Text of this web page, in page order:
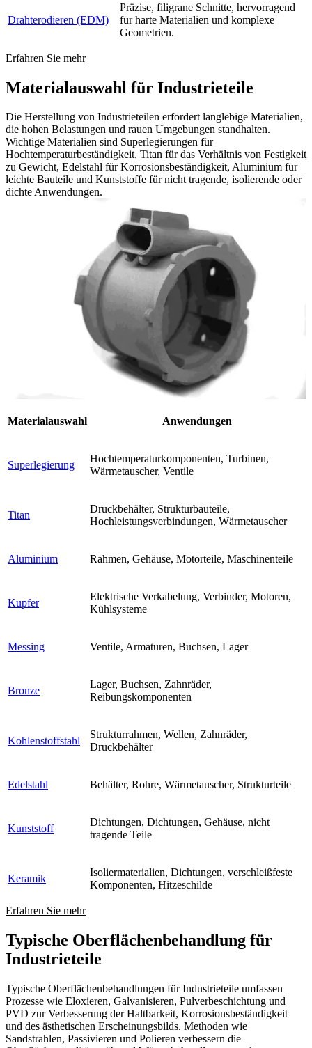
Drahterodieren (EDM)
Präzise, filigrane Schnitte, hervorragend
für harte Materialien und komplexe
Geometrien.
Erfahren Sie mehr
Materialauswahl für Industrieteile
Die Herstellung von Industrieteilen erfordert langlebige Materialien,
die hohen Belastungen und rauen Umgebungen standhalten.
Wichtige Materialien sind Superlegierungen für
Hochtemperaturbeständigkeit, Titan für das Verhältnis von Festigkeit
zu Gewicht, Edelstahl für Korrosionsbeständigkeit, Aluminium für
leichte Bauteile und Kunststoffe für nicht tragende, isolierende oder
dichte Anwendungen.
Materialauswahl Anwendungen
Superlegierung
Hochtemperaturkomponenten, Turbinen,
Wärmetauscher, Ventile
Titan
Druckbehälter, Strukturbauteile,
Hochleistungsverbindungen, Wärmetauscher
Aluminium Rahmen, Gehäuse, Motorteile, Maschinenteile
Kupfer
Elektrische Verkabelung, Verbinder, Motoren,
Kühlsysteme
Messing Ventile, Armaturen, Buchsen, Lager
Bronze
Lager, Buchsen, Zahnräder,
Reibungskomponenten
Kohlenstoffstahl
Strukturrahmen, Wellen, Zahnräder,
Druckbehälter
Edelstahl Behälter, Rohre, Wärmetauscher, Strukturteile
Kunststoff
Dichtungen, Dichtungen, Gehäuse, nicht
tragende Teile
Keramik
Isoliermaterialien, Dichtungen, verschleißfeste
Komponenten, Hitzeschilde
Erfahren Sie mehr
Typische Oberflächenbehandlung für
Industrieteile
Typische Oberflächenbehandlungen für Industrieteile umfassen
Prozesse wie Eloxieren, Galvanisieren, Pulverbeschichtung und
PVD zur Verbesserung der Haltbarkeit, Korrosionsbeständigkeit
und des ästhetischen Erscheinungsbilds. Methoden wie
Sandstrahlen, Passivieren und Polieren verbessern die